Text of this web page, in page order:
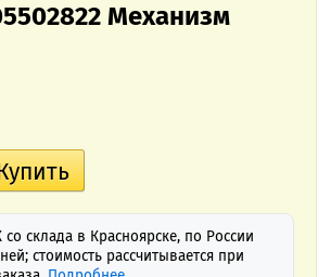
Механизм
со склада в Красноярске, по России
стоимость рассчитывается при